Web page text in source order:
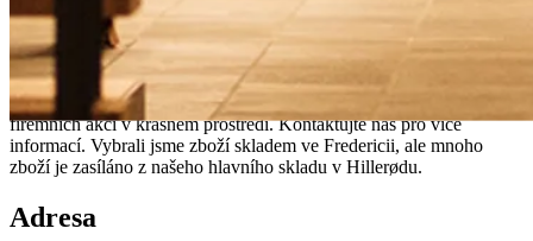
Fredericia Showroom
V našem krásném showroomu ve Fredericii najdete celých 600 m2
plných toho nejlepšího vybavení pro vaše víno. Možnost pořádání
firemních akcí v krásném prostředí. Kontaktujte nás pro více
informací. Vybrali jsme zboží skladem ve Fredericii, ale mnoho
zboží je zasíláno z našeho hlavního skladu v Hillerødu.
Adresa